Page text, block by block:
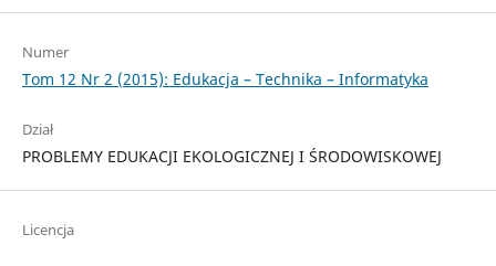
Numer
Tom 12 Nr 2 (2015): Edukacja – Technika – Informatyka
Dział
PROBLEMY EDUKACJI EKOLOGICZNEJ I ŚRODOWISKOWEJ
Licencja